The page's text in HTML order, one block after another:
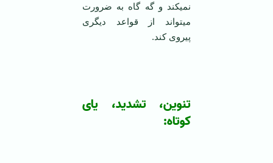
نمی­کند و گه گاه به ضرورت
می­تواند از قواعد دیگری
پیروی کند.
تنوین، تشدید، یای
کوتاه: